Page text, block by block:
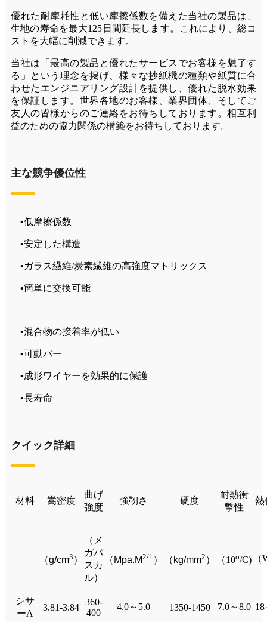
優れた耐摩耗性と低い摩擦係数を備えた当社の製品は、
生地の寿命を最大125日間延長します。これにより、総コ
ストを大幅に削減できます。
当社は「最高の製品と優れたサービスでお客様を魅了す
る」という理念を掲げ、様々な抄紙機の種類や紙質に合
わせたエンジニアリング設計を提供し、優れた脱水効果
を保証します。世界各地のお客様、業界団体、そしてご
友人の皆様からのご連絡をお待ちしております。相互利
益のための協力関係の構築をお待ちしております。
主な競争優位性
•低摩擦係数
•安定した構造
•ガラス繊維/炭素繊維の高強度マトリックス
•簡単に交換可能
•混合物の接着率が低い
•可動バー
•成形ワイヤーを効果的に保護
•長寿命
クイック詳細
材料 嵩密度
曲げ
強度
強靭さ 硬度
耐熱衝
撃性
熱
（g/cm3 ）
（メ
ガパ
スカ
ル）
（ Mpa.M2/1 ） （ kg/mm2 ） （10o/C)
シサ
ーA
3.81-3.84
360-
400
4.0～5.0 1350-1450 7.0～8.0